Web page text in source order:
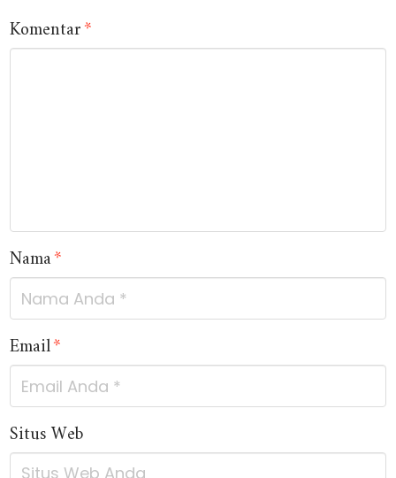
Komentar*
Nama*
Email*
Situs Web